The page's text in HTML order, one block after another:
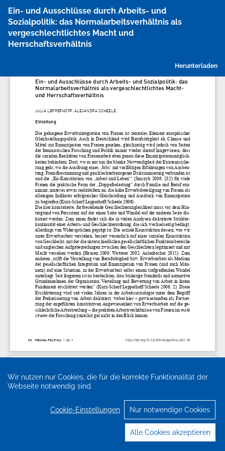
Wir nutzen nur Cookies, die für die korrekte Funktionalität der
Webseite notwendig sind.
Cookie-Einstellungen Nur notwendige Cookies
Alle Cookies akzeptieren
Artikeldetails
zurückkehren
Ein- und Ausschlüsse durch Arbeits- und
Sozialpolitik: das Normalarbeitsverhältnis als
vergeschlechtlichtes Macht und
Herrschaftsverhältnis
Herunterladen